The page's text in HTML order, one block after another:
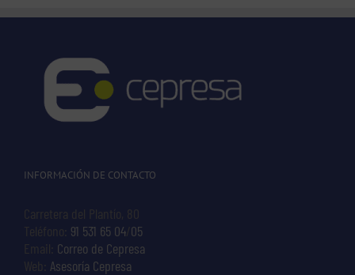
INFORMACIÓN DE CONTACTO
Carretera del Plantío, 80
Teléfono: 91 531 65 04 05
Email: Correo de Cepresa
Web: Asesoría Cepresa